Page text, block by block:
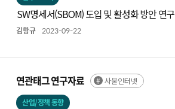
SW명세서(SBOM) 도입 및 활성화 방안 연구
김항규 2023-09-22
연관태그 연구자료 사물인터넷
산업/정책 동향